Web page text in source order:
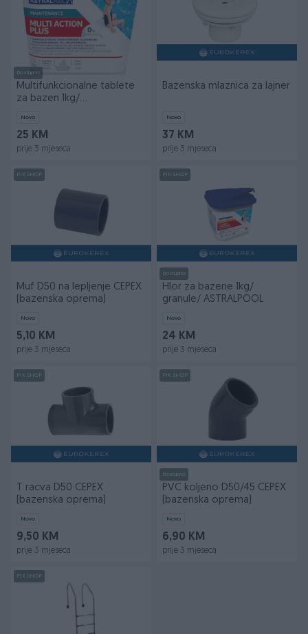
Dostupno
Multifunkcionalne tablete
za bazen 1kg/
Novo
25 KM
prije 3 mjeseca
Bazenska mlaznica za lajner
Novo
37 KM
prije 3 mjeseca
PIK SHOP
Muf D50 na lepljenje CEPEX
(bazenska oprema)
Novo
5,10 KM
prije 3 mjeseca
PIK SHOP
Dostupno
Hlor za bazene 1kg/
granule/ ASTRALPOOL
Novo
24 KM
prije 3 mjeseca
PIK SHOP
T racva D50 CEPEX
(bazenska oprema)
Novo
9,50 KM
prije 3 mjeseca
PIK SHOP
Dostupno
PVC koljeno D50/45 CEPEX
(bazenska oprema)
Novo
6,90 KM
prije 3 mjeseca
PIK SHOP